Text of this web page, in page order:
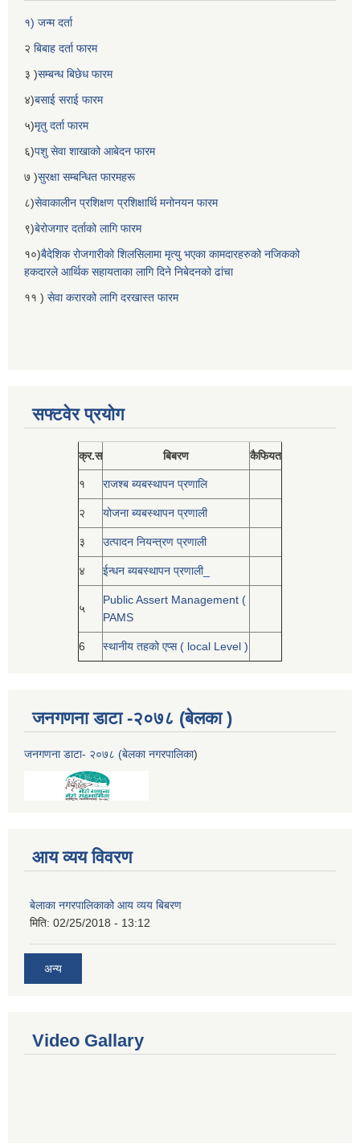
१) जन्म दर्ता
२ बिबाह दर्ता फारम
३ )सम्बन्ध बिछेध फारम
४)बसाई सराई फारम
५)मृतु दर्ता फारम
६)पशु सेवा शाखाको आबेदन फारम
७ )सुरक्षा सम्बन्धित फारमहरू
८)सेवाकालीन प्रशिक्षण प्रशिक्षार्थि मनोनयन फारम
९)बेरोजगार दर्ताको लागि फारम
१०)बैदेशिक रोजगारीको शिलसिलामा मृत्यु भएका कामदारहरुको नजिकको
हकदारले आर्थिक सहायताका लागि दिने निबेदनको ढांचा
११ ) सेवा करारको लागि दरखास्त फारम
सफ्टवेर प्रयोग
क्र.स बिबरण कैफियत
१ राजश्ब ब्यबस्थापन प्रणालि
२ योजना ब्यबस्थापन प्रणाली
३ उत्पादन नियन्त्रण प्रणाली
४ ईन्धन ब्यबस्थापन प्रणाली_
५
Public Assert Management (
PAMS
6 स्थानीय तहको एप्स ( local Level )
जनगणना डाटा -२०७८ (बेलका )
जनगणना डाटा- २०७८ (बेलका नगरपालिका)
आय व्यय विवरण
बेलाका नगरपालिकाको आय व्यय बिबरण
मिति: 02/25/2018 - 13:12
अन्य
Video Gallary